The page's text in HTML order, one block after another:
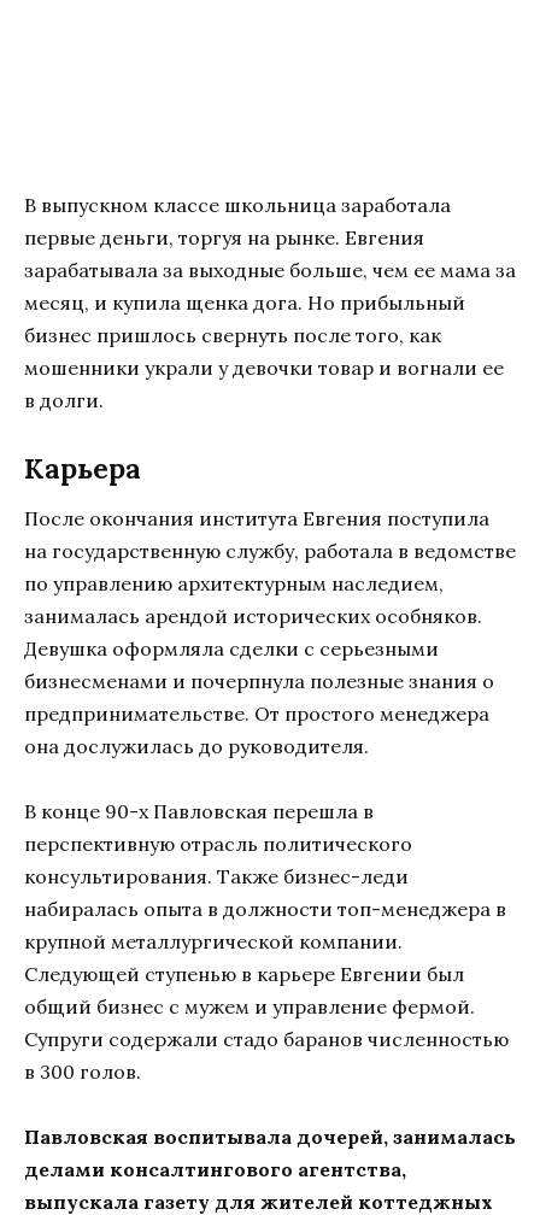
В выпускном классе школьница заработала
первые деньги, торгуя на рынке. Евгения
зарабатывала за выходные больше, чем ее мама за
месяц, и купила щенка дога. Но прибыльный
бизнес пришлось свернуть после того, как
мошенники украли у девочки товар и вогнали ее
в долги.
Карьера
После окончания института Евгения поступила
на государственную службу, работала в ведомстве
по управлению архитектурным наследием,
занималась арендой исторических особняков.
Девушка оформляла сделки с серьезными
бизнесменами и почерпнула полезные знания о
предпринимательстве. От простого менеджера
она дослужилась до руководителя.
В конце 90-х Павловская перешла в
перспективную отрасль политического
консультирования. Также бизнес-леди
набиралась опыта в должности топ-менеджера в
крупной металлургической компании.
Следующей ступенью в карьере Евгении был
общий бизнес с мужем и управление фермой.
Супруги содержали стадо баранов численностью
в 300 голов.
Павловская воспитывала дочерей, занималась
делами консалтингового агентства,
выпускала газету для жителей коттеджных